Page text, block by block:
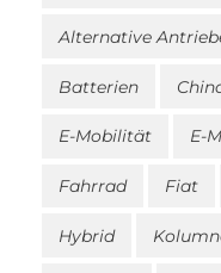
Alternative
Batterien
E-Mobilität E-
Fahrrad Fiat
Hybrid